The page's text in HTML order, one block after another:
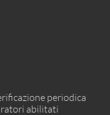
periodica
abilitati